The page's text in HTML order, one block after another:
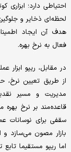
احتیاطی دارد؛
لحظه‌ای ذخایر و
هدف آن ایجاد
فعال به نرخ بهره.
در مقابل، ریپو
از طریق تعیین نرخ،
مدیریت و مسیر
قاعده‌مند بر نرخ بهره
سقفی برای نوسانات
بازار مصون می‌سازد
اما ریپو مستقیما